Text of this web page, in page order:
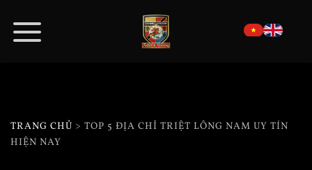
qua
TRANG CHỦ > TOP 5 ĐỊA CHỈ TRIỆT LÔNG NAM UY TÍN
HIỆN NAY